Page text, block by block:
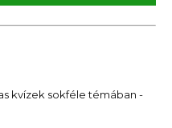
kvízek sokféle témában -